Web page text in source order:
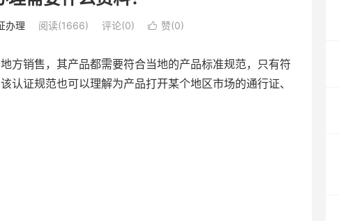
办理 阅读(1666) 评论(0)  赞(0)
方销售，其产品都需要符合当地的产品标准规范，只有符
认证规范也可以理解为产品打开某个地区市场的通行证、